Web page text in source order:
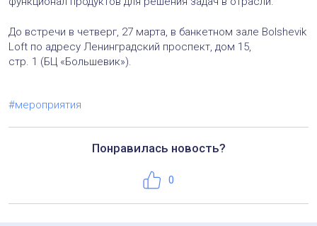
До встречи в четверг, 27 марта, в банкетном зале Bolshevik
Loft по адресу Ленинградский проспект, дом 15,
стр. 1 (БЦ «Большевик»).
#мероприятия
Понравилась новость?
Нравится
0